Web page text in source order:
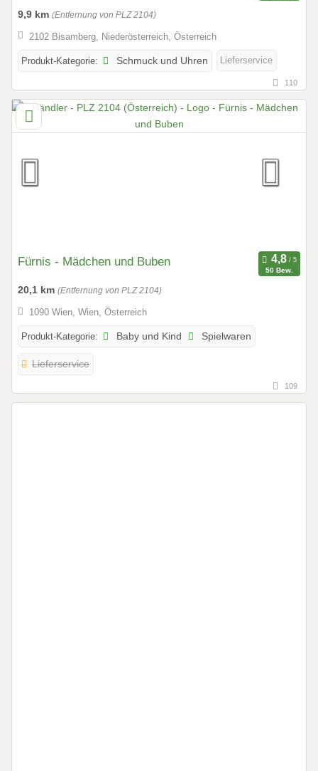
9,9 km (Entfernung von PLZ 2104)
2102 Bisamberg, Niederösterreich, Österreich
Produkt-Kategorie: Schmuck und Uhren Lieferservice
110
Fürnis - Mädchen und Buben
50 Bew.
20,1 km (Entfernung von PLZ 2104)
1090 Wien, Wien, Österreich
Produkt-Kategorie: Baby und Kind Spielwaren
Lieferservice
109